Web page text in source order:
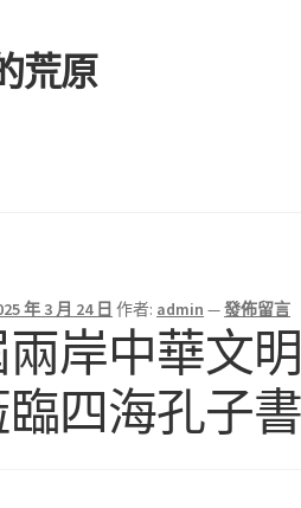
荒原
年 3 月 24 日 作者: admin —發佈留言
岸中華文
四海孔子